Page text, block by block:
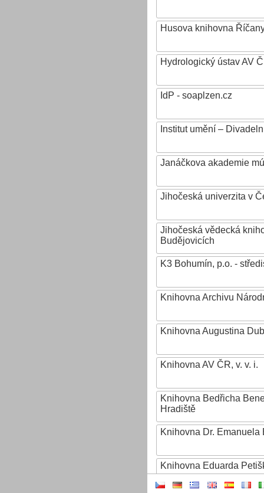
Husova knihovna
Hydrologický ústav AV
IdP - soaplzen.cz
Institut umění –
Janáčkova akademie
Jihočeská univerzita v
Jihočeská vědecká
Budějovicích
K3 Bohumín, p.o. -
Knihovna Archivu
Knihovna Augustina
Knihovna AV ČR, v. v. i.
Knihovna Bedřicha
Hradiště
Knihovna Dr. Emanuela
Knihovna Eduarda